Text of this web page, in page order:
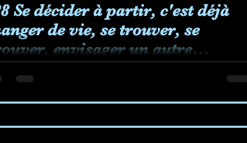
Se décider à partir, c'est déjà
de vie, se trouver, se
envisager un autre
Rêver aussi...
décider à partir, c'est déjà changer
vie, se trouver, se prouver, envisager